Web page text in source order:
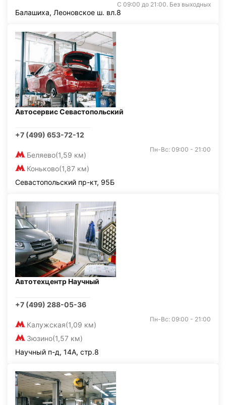
С 09:00 до 21:00. Без выходных
Балашиха, Леоновское ш. вл.8
Автосервис Севастопольский
+7 (499) 653-72-12
Беляево(1,59 км)
Коньково(1,87 км)
Пн-Вс: 09:00 - 21:00
Севастопольский пр-кт, 95Б
Автотехцентр Научный
+7 (499) 288-05-36
Калужская(1,09 км)
Зюзино(1,57 км)
Пн-Вс: 09:00 - 21:00
Научный п-д, 14А, стр.8